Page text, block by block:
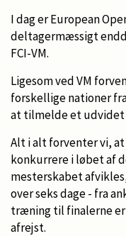
I dag er European
deltagermæssigt
FCI-VM.
Ligesom ved VM
forskellige nationer
at tilmelde et udvidet
Alt i alt forventer vi,
konkurrere i løbet af
mesterskabet
over seks dage - fra
træning til finalerne
afrejst.